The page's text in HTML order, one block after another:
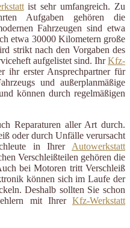
ist sehr umfangreich. Zu
Aufgaben gehören die
Fahrzeugen sind etwa
etwa 30000 Kilometern große
strikt nach den Vorgaben des
aufgelistet sind. IhrKfz-
ihr erster Ansprechpartner für
und außerplanmäßige
können durch regelmäßigen
Reparaturen aller Art durch.
oder durch Unfälle verursacht
in Ihrer Autowerkstatt
Verschleißteilen gehören die
bei Motoren tritt Verschleiß
können sich im Laufe der
Deshalb sollten Sie schon
mit Ihrer Kfz-Werkstatt